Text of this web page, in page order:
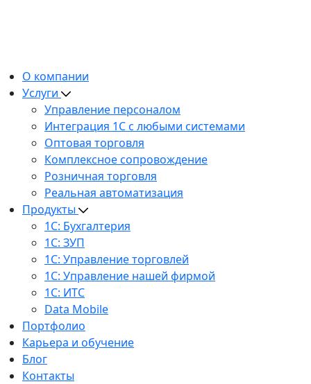
О компании
Услуги
Управление персоналом
Интеграция 1С с любыми системами
Оптовая торговля
Комплексное сопровождение
Розничная торговля
Реальная автоматизация
Продукты
1С: Бухгалтерия
1С: ЗУП
1С: Управление торговлей
1С: Управление нашей фирмой
1С: ИТС
Data Mobile
Портфолио
Карьера и обучение
Блог
Контакты